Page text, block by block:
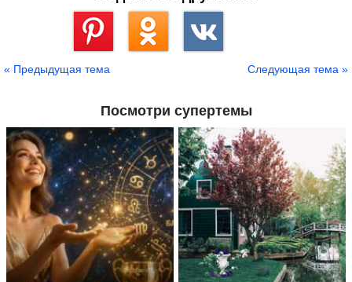
« Предыдущая тема Следующая тема »
Посмотри супертемы